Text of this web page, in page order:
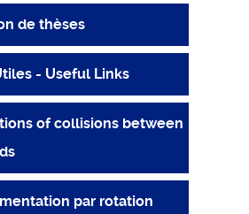
de thèses
- Useful Links
of collisions between
par rotation